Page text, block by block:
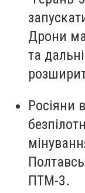
Дрони
та
Росіяни
ПТМ-3.